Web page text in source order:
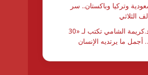
وتركيا وباكستان.. سر
الثلاثي
الإعلامية الجزائرية د.كريمة الشامي تكتب لـ «30
أجمل ما يرتديه الإنسان